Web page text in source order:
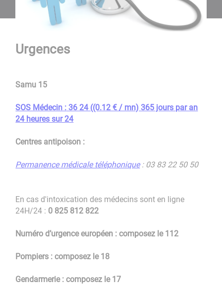
Urgences
Samu 15
SOS Médecin : 36 24 ((0.12 € / mn) 365 jours par an
24 heures sur 24
Centres antipoison :
Permanence médicale téléphonique: 03 83 22 50 50
En cas d'intoxication des médecins sont en ligne
24H/24 : 0 825 812 822
Numéro d’urgence européen : composez le 112
Pompiers : composez le 18
Gendarmerie : composez le 17